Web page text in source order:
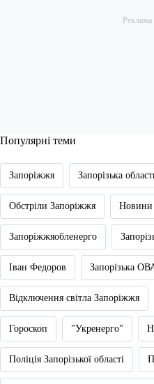
Популярні теми
Запоріжжя Запорізька
Обстріли Запоріжжя Новини
Запоріжжяобленерго
Іван Федоров Запорізька
Відключення світла Запоріжжя
Гороскоп "Укренерго"
Поліція Запорізької області